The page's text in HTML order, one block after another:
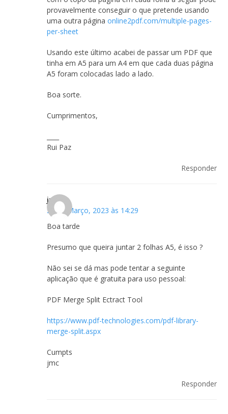
provavelmente conseguir o que pretende usando
uma outra páginaonline2pdf.com/multiple-pages-
per-sheet
Usando este último acabei de passar um PDF que
tinha em A5 para um A4 em que cada duas página
A5 foram colocadas lado a lado.
Boa sorte.
Cumprimentos,
Rui Paz
Responder
jmc
27 de Março, 2023 às 14:29
Boa tarde
Presumo que queira juntar 2 folhas A5, é isso ?
Não sei se dá mas pode tentar a seguinte
aplicação que é gratuita para uso pessoal:
PDF Merge Split Ectract Tool
https://www.pdf-technologies.com/pdf-library-
merge-split.aspx
Cumpts
jmc
Responder